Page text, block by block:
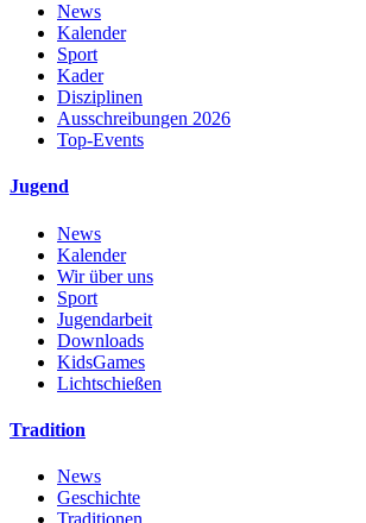
News
Kalender
Sport
Kader
Disziplinen
Ausschreibungen 2026
Top-Events
Jugend
News
Kalender
Wir über uns
Sport
Jugendarbeit
Downloads
KidsGames
Lichtschießen
Tradition
News
Geschichte